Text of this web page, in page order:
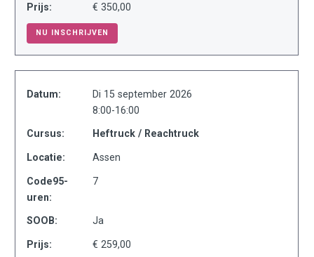
Prijs: € 350,00
NU INSCHRIJVEN
Datum:
Di 15 september 2026
8:00-16:00
Cursus: Heftruck / Reachtruck
Locatie: Assen
Code95-
uren:
7
SOOB: Ja
Prijs: € 259,00